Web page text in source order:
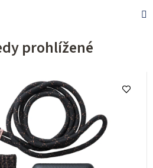
prohlížené